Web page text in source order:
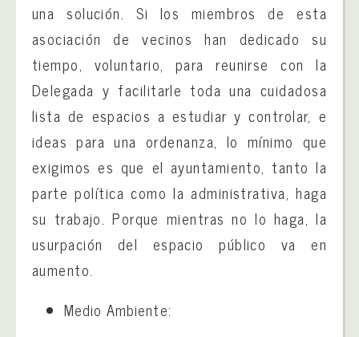
una solución. Si los miembros de esta
asociación de vecinos han dedicado su
tiempo, voluntario, para reunirse con la
Delegada y facilitarle toda una cuidadosa
lista de espacios a estudiar y controlar, e
ideas para una ordenanza, lo mínimo que
exigimos es que el ayuntamiento, tanto la
parte política como la administrativa, haga
su trabajo. Porque mientras no lo haga, la
usurpación del espacio público va en
aumento.
Medio Ambiente: